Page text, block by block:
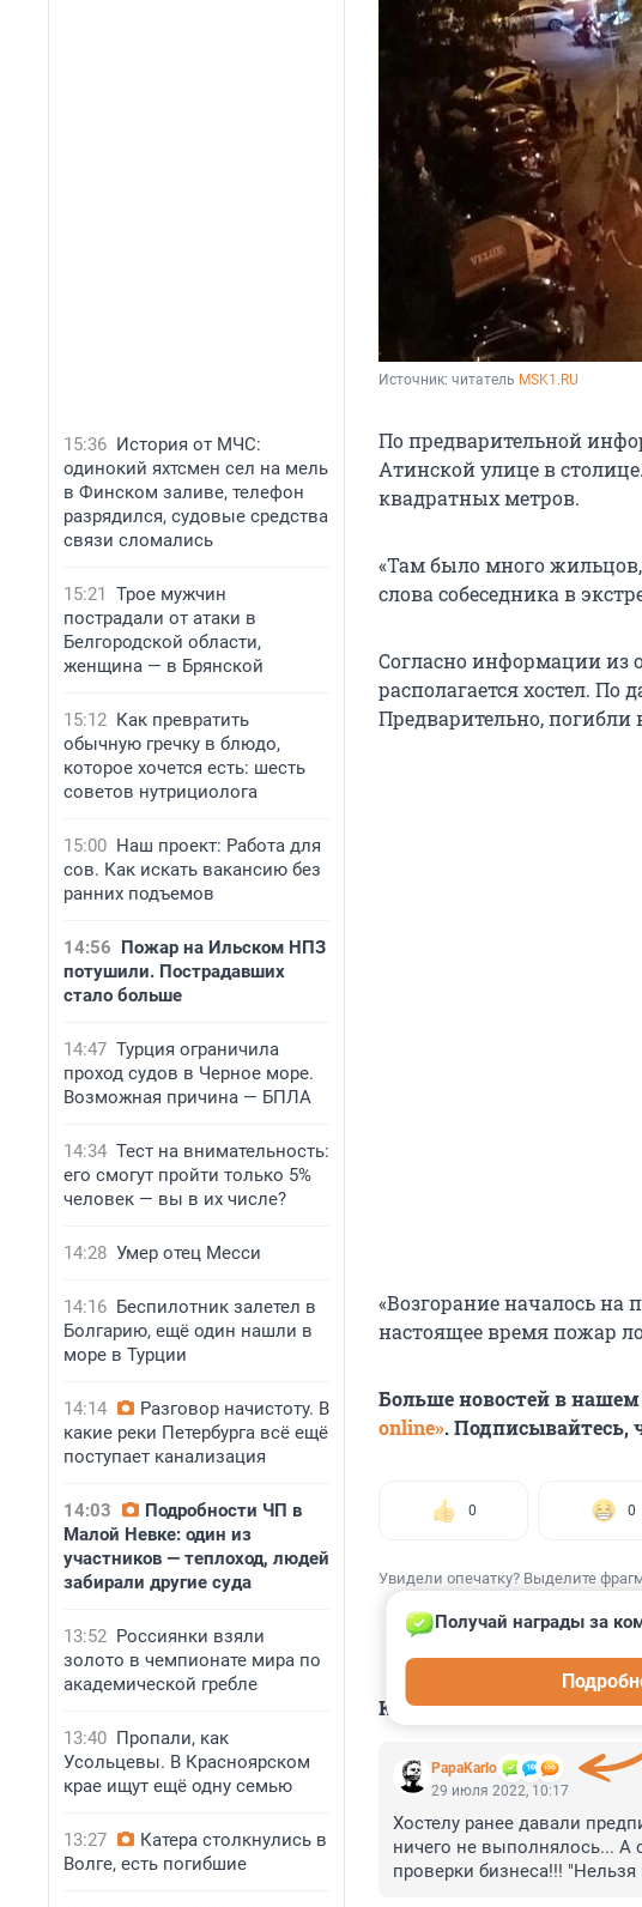
15:36 История от МЧС:
одинокий яхтсмен сел на мель
в Финском заливе, телефон
разрядился, судовые средства
связи сломались
15:21 Трое мужчин
пострадали от атаки в
Белгородской области,
женщина — в Брянской
15:12 Как превратить
обычную гречку в блюдо,
которое хочется есть: шесть
советов нутрициолога
15:00 Наш проект: Работа для
сов. Как искать вакансию без
ранних подъемов
14:56 Пожар на Ильском НПЗ
потушили. Пострадавших
стало больше
14:47 Турция ограничила
проход судов в Черное море.
Возможная причина — БПЛА
14:34 Тест на внимательность:
его смогут пройти только 5%
человек — вы в их числе?
14:28 Умер отец Месси
14:16 Беспилотник залетел в
Болгарию, ещё один нашли в
море в Турции
14:14
Разговор начистоту. В
какие реки Петербурга всё ещё
поступает канализация
14:03
Подробности ЧП в
Малой Невке: один из
участников — теплоход, людей
забирали другие суда
13:52 Россиянки взяли
золото в чемпионате мира по
академической гребле
13:40 Пропали, как
Усольцевы. В Красноярском
крае ищут ещё одну семью
13:27
Катера столкнулись в
Волге, есть погибшие
Источник: читатель MSK1.RU
По предварительной
Атинской улице в
квадратных метров.
«Там было много
слова собеседника в
Согласно информации из
располагается хостел.
Предварительно, погибли
«Возгорание началось на
настоящее время пожар
Больше новостей в
online».
0 0
Увидели опечатку? Выделите
КОММЕНТАРИИ 4
PapaKarlo
Получай награды за
29 июля 2022, 10:17
Хостелу ранее давали
ничего не выполнялось... А
проверки бизнеса!!!